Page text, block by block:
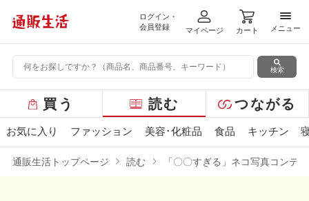
ログイン・
会員登録
マイページ カート
メニ
メニュー
検索
ー
バ
買う 読む つながる
お気に入り ファッション 美容･化粧品 食品 キッチン
通販生活トップページ 読む 「〇〇すぎる」ネコ写真コンテ